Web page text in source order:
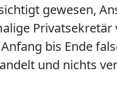
gewesen,
Privatsekretär
bis Ende
und nichts